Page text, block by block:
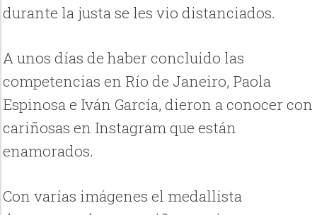
durante la justa se les vio distanciados.
A unos días de haber concluido las
competencias en Río de Janeiro, Paola
Espinosa e Iván García, dieron a conocer con
cariñosas en Instagram que están
enamorados.
Con varías imágenes el medallista